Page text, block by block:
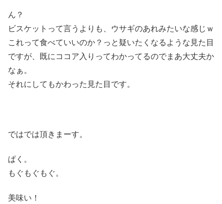
ん？
ビスケットって言うよりも、ウサギのあれみたいな感じｗ
これって食べていいのか？っと疑いたくなるような見た目
ですが、既にココア入りってわかってるのでまあ大丈夫か
なぁ。
それにしてもかわった見た目です。
ではでは頂きまーす。
ぱく。
もぐもぐもぐ。
美味い！